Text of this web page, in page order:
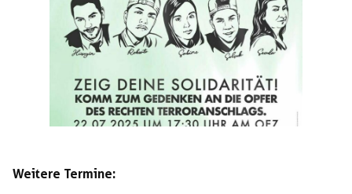
Weitere Termine: